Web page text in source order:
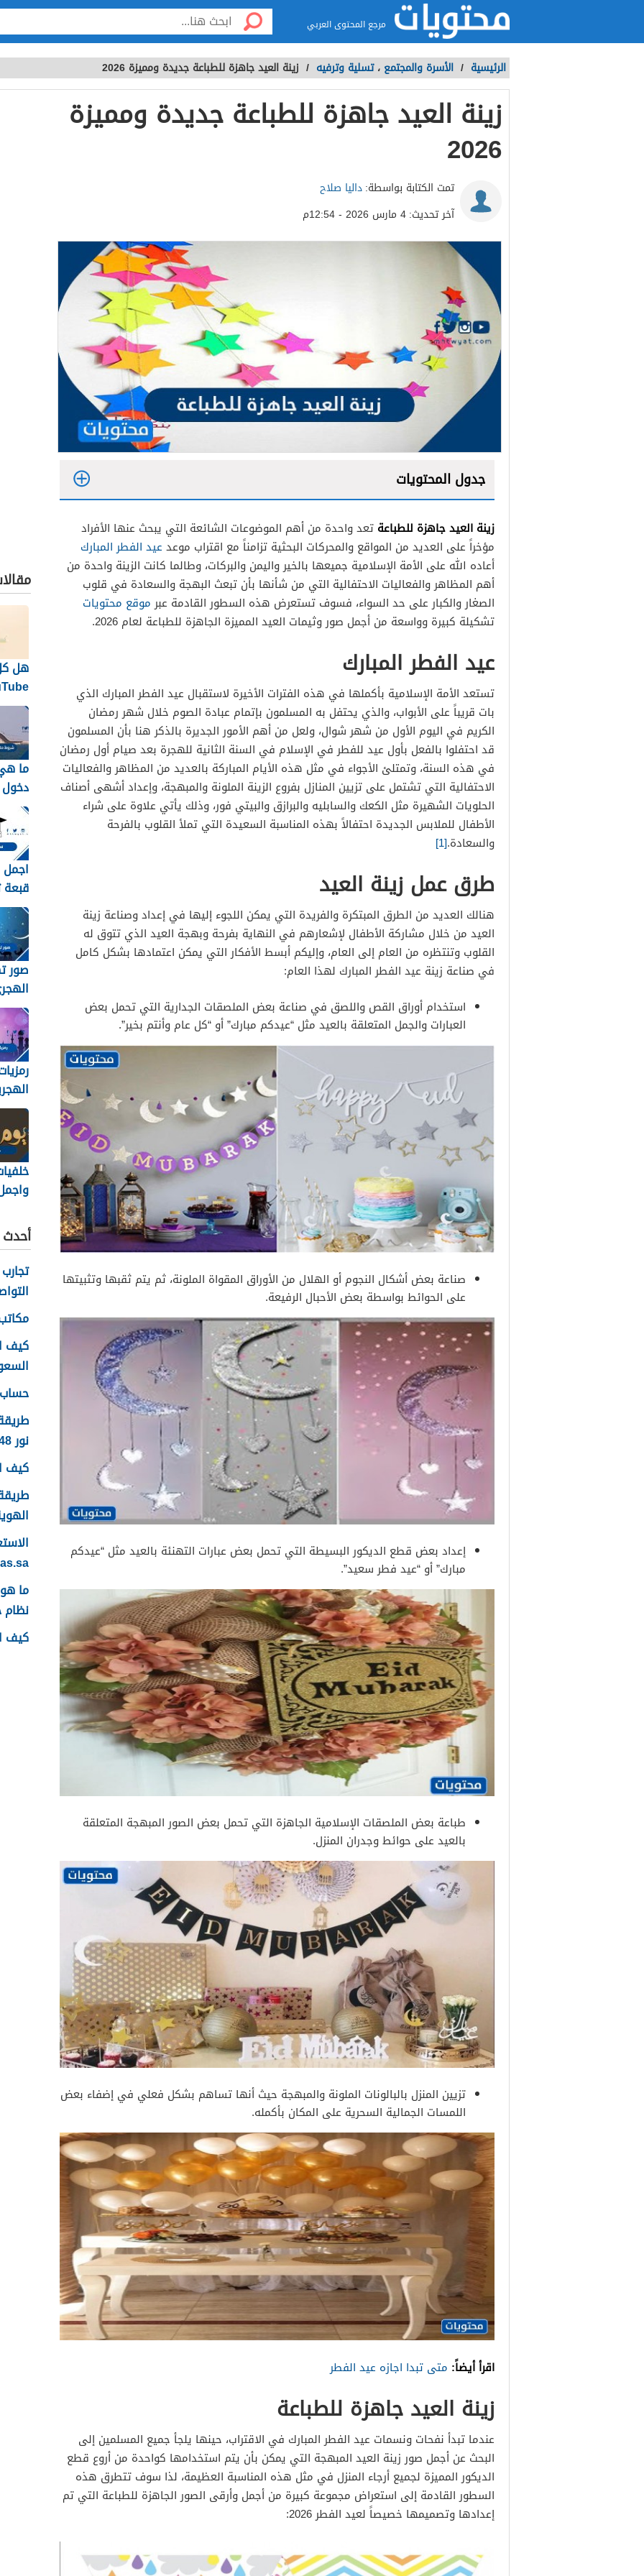
مرجع المحتوى العربي
الرئيسية / الأسرة والمجتمع ، تسلية وترفيه / زينة العيد جاهزة للطباعة جديدة ومميزة 2026
زينة العيد جاهزة للطباعة جديدة ومميزة
2026
تمت الكتابة بواسطة:داليا صلاح
آخر تحديث:4 مارس 2026 - 12:54م
جدول المحتويات
زينة العيد جاهزة للطباعة تعد واحدة من أهم الموضوعات الشائعة التي يبحث عنها الأفراد
مؤخراً على العديد من المواقع والمحركات البحثية تزامناً مع اقتراب موعد عيد الفطر المبارك
أعاده الله على الأمة الإسلامية جميعها بالخير واليمن والبركات، وطالما كانت الزينة واحدة من
أهم المظاهر والفعاليات الاحتفالية التي من شأنها بأن تبعث البهجة والسعادة في قلوب
الصغار والكبار على حد السواء، فسوف تستعرض هذه السطور القادمة عبرموقع محتويات
تشكيلة كبيرة وواسعة من أجمل صور وثيمات العيد المميزة الجاهزة للطباعة لعام 2026.
عيد الفطر المبارك
تستعد الأمة الإسلامية بأكملها في هذه الفترات الأخيرة لاستقبال عيد الفطر المبارك الذي
بات قريباً على الأبواب، والذي يحتفل به المسلمون بإتمام عبادة الصوم خلال شهر رمضان
الكريم في اليوم الأول من شهر شوال، ولعل من أهم الأمور الجديرة بالذكر هنا بأن المسلمون
قد احتفلوا بالفعل بأول عيد للفطر في الإسلام في السنة الثانية للهجرة بعد صيام أول رمضان
في هذه السنة، وتمتلئ الأجواء في مثل هذه الأيام المباركة بالعديد من المظاهر والفعاليات
الاحتفالية التي تشتمل على تزيين المنازل بفروع الزينة الملونة والمبهجة، وإعداد أشهى أصناف
الحلويات الشهيرة مثل الكعك والسابليه والبرازق والبيتي فور، وذلك يأتي علاوة على شراء
الأطفال للملابس الجديدة احتفالاً بهذه المناسبة السعيدة التي تملأ القلوب بالفرحة
والسعادة.[1]
طرق عمل زينة العيد
هنالك العديد من الطرق المبتكرة والفريدة التي يمكن اللجوء إليها في إعداد وصناعة زينة
العيد من خلال مشاركة الأطفال لإشعارهم في النهاية بفرحة وبهجة العيد الذي تتوق له
القلوب وتنتظره من العام إلى العام، وإليكم أبسط الأفكار التي يمكن اعتمادها بشكل كامل
في صناعة زينة عيد الفطر المبارك لهذا العام:
استخدام أوراق القص واللصق في صناعة بعض الملصقات الجدارية التي تحمل بعض
العبارات والجمل المتعلقة بالعيد مثل “عيدكم مبارك” أو “كل عام وأنتم بخير”.
صناعة بعض أشكال النجوم أو الهلال من الأوراق المقواة الملونة، ثم يتم ثقبها وتثبيتها
على الحوائط بواسطة بعض الأحبال الرفيعة.
إعداد بعض قطع الديكور البسيطة التي تحمل بعض عبارات التهنئة بالعيد مثل “عيدكم
مبارك” أو “عيد فطر سعيد”.
طباعة بعض الملصقات الإسلامية الجاهزة التي تحمل بعض الصور المبهجة المتعلقة
بالعيد على حوائط وجدران المنزل.
تزيين المنزل بالبالونات الملونة والمبهجة حيث أنها تساهم بشكل فعلي في إضفاء بعض
اللمسات الجمالية السحرية على المكان بأكمله.
اقرأ أيضاً: متى تبدا اجازه عيد الفطر
زينة العيد جاهزة للطباعة
عندما تبدأ نفحات ونسمات عيد الفطر المبارك في الاقتراب، حينها يلجأ جميع المسلمين إلى
البحث عن أجمل صور زينة العيد المبهجة التي يمكن بأن يتم استخدامها كواحدة من أروع قطع
الديكور المميزة لجميع أرجاء المنزل في مثل هذه المناسبة العظيمة، لذا سوف تتطرق هذه
السطور القادمة إلى استعراض مجموعة كبيرة من أجمل وأرقى الصور الجاهزة للطباعة التي تم
إعدادها وتصميمها خصيصاً لعيد الفطر 2026:
هل
ما
دخول
جسر
2026 / 1448
قبعة
صور
1448
1448
أحدث
كيف
حساب
نور 1448
كيف
الهوية
نظام
كيف